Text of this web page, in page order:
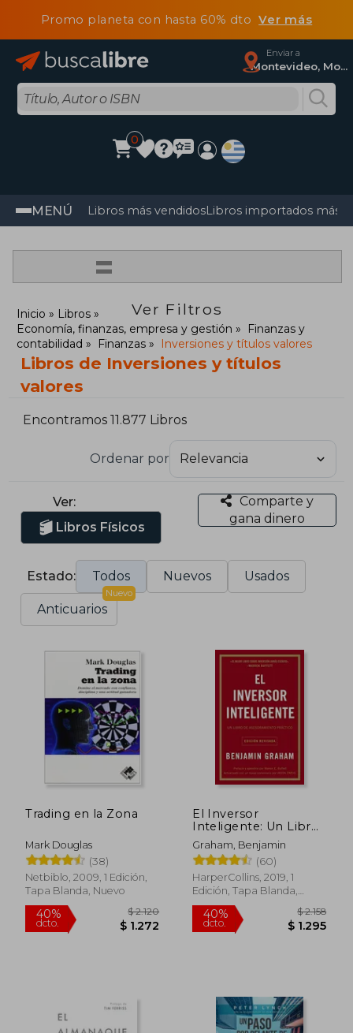
Promo planeta con hasta 60% dtoVer más
Enviar a
Montevideo, Montevideo
0
MENÚ Libros más vendidosLibros importados más
=
Ver Filtros
Inicio
Libros
Economía, finanzas, empresa y gestión
Finanzas y
contabilidad
Finanzas Inversiones y títulos valores
Libros de Inversiones y títulos
valores
Encontramos 11.877 Libros
Ordenar por
Ver:
Libros Físicos
Comparte y
gana dinero
Estado: Todos Nuevos Usados
Anticuarios
Nuevo
Trading en la Zona
Mark Douglas
(38)
Netbiblo, 2009, 1 Edición,
Tapa Blanda, Nuevo
40%
dcto.
El Inversor
Inteligente: Un Libro
de Asesoramiento
Práctico
Graham, Benjamin
(60)
HarperCollins, 2019, 1
Edición, Tapa Blanda,
Nuevo
40%
dcto.